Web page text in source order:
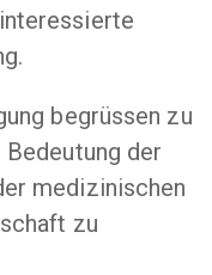
begrüssen zu
der
medizinischen
zu